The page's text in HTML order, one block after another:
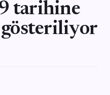
tarihine
gösteriliyor